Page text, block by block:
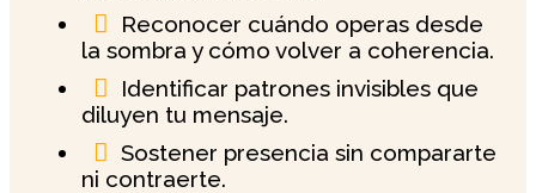

Reconocer cuándo operas desde
la sombra y cómo volver a coherencia.

Identificar patrones invisibles que
diluyen tu mensaje.
 Sostener presencia sin compararte
ni contraerte.